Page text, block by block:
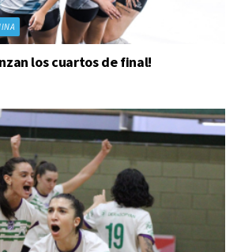
los cuartos de final!